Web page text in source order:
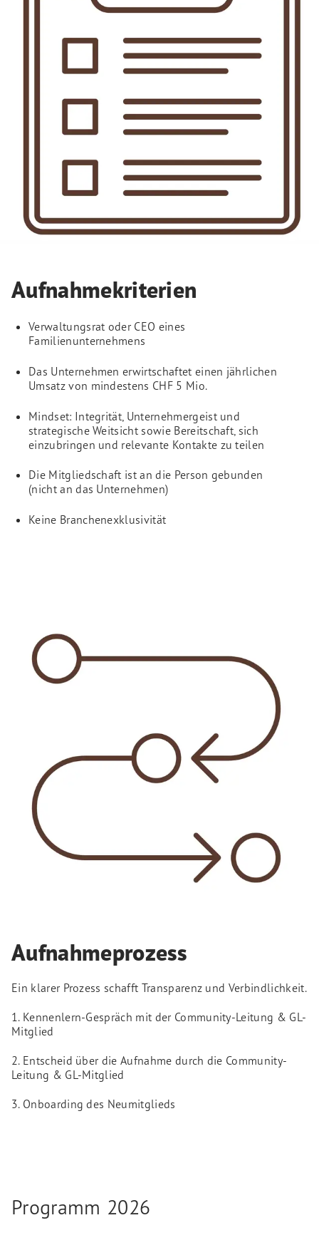
Aufnahmekriterien
Verwaltungsrat oder CEO eines
Familienunternehmens
Das Unternehmen erwirtschaftet einen jährlichen
Umsatz von mindestens CHF 5 Mio.
Mindset: Integrität, Unternehmergeist und
strategische Weitsicht sowie Bereitschaft, sich
einzubringen und relevante Kontakte zu teilen
Die Mitgliedschaft ist an die Person gebunden
(nicht an das Unternehmen)
Keine Branchenexklusivität
Aufnahmeprozess
Ein klarer Prozess schafft Transparenz und Verbindlichkeit.
1. Kennenlern-Gespräch mit der Community-Leitung & GL-
Mitglied
2. Entscheid über die Aufnahme durch die Community-
Leitung & GL-Mitglied
3. Onboarding des Neumitglieds
Programm 2026